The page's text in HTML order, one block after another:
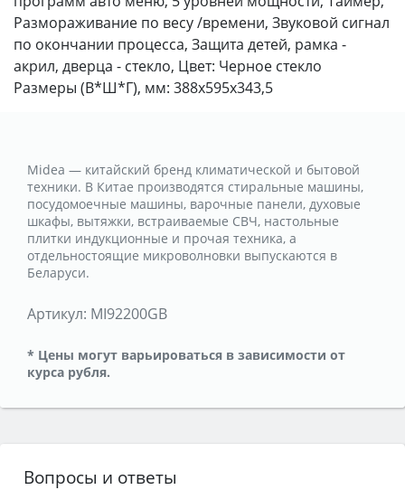
Размораживание по весу /времени, Звуковой сигнал
по окончании процесса, Защита детей, рамка -
акрил, дверца - стекло, Цвет: Черное стекло
Размеры (В*Ш*Г), мм: 388х595х343,5
Midea — китайский бренд климатической и бытовой
техники. В Китае производятся стиральные машины,
посудомоечные машины, варочные панели, духовые
шкафы, вытяжки, встраиваемые СВЧ, настольные
плитки индукционные и прочая техника, а
отдельностоящие микроволновки выпускаются в
Беларуси.
Артикул: MI92200GB
* Цены могут варьироваться в зависимости от
курса рубля.
Вопросы и ответы